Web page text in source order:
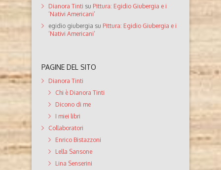
Dianora Tinti su Pittura: Egidio Giubergia e i
‘Nativi Americani’
egidio giubergia su Pittura: Egidio Giubergia e i
‘Nativi Americani’
PAGINE DEL SITO
Dianora Tinti
Chi è Dianora Tinti
Dicono di me
I miei libri
Collaboratori
Enrico Bistazzoni
Lella Sansone
Lina Senserini